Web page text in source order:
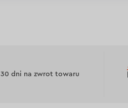
30 dni na zwrot towaru